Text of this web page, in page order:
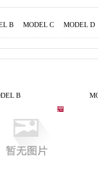
B MODEL C MODEL D
B